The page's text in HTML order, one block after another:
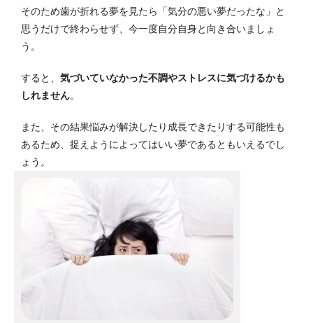
そのため歯が折れる夢を見たら「気分の悪い夢だったな」と
思うだけで終わらせず、今一度自分自身と向き合いましょ
う。
すると、 気づいていなかった不調やストレスに気づけるかも
しれません。
また、その結果悩みが解決したり成長できたりする可能性も
あるため、捉えようによってはいい夢であるともいえるでし
ょう。